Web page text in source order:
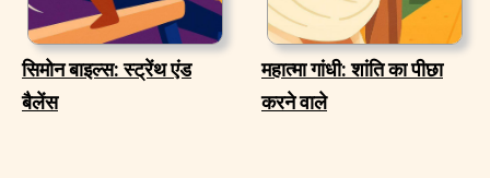
सिमोन बाइल्स: स्ट्रेंथ एंड
बैलेंस
महात्मा गांधी: शांति का पीछा
करने वाले